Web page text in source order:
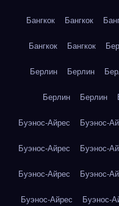
Бангкок Бангкок
Бангкок Бангкок
Берлин Берлин
Берлин Берлин
Буэнос-Айрес Буэнос-
Буэнос-Айрес Буэнос-
Буэнос-Айрес Буэнос-
Буэнос-Айрес Буэнос-